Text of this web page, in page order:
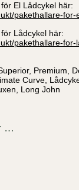
El Lådcykel här:
pakethallare-for-
Lådcykel här:
pakethallare-for-
Premium,
Curve,
Long John
…